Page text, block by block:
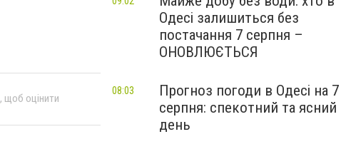
, щоб оцінити
Одесі залишиться без
постачання 7 серпня –
ОНОВЛЮЄТЬСЯ
Прогноз погоди в Одесі на 7
серпня: спекотний та ясний
день
08:03